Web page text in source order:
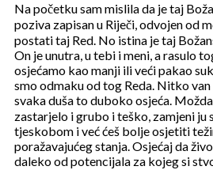
Na početku sam mislila da je taj
poziva zapisan u Riječi, odvojen od
postati taj Red. No istina je taj
On je unutra, u tebi i meni, a rasulo
osjećamo kao manji ili veći pakao
smo odmaku od tog Reda. Nitko
svaka duša to duboko osjeća.
zastarjelo i grubo i teško, zamjeni ju
tjeskobom i već ćeš bolje osjetiti
poražavajućeg stanja. Osjećaj da
daleko od potencijala za kojeg si